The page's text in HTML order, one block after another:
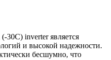
30С) inverter является
и высокой надежности.
бесшумно, что